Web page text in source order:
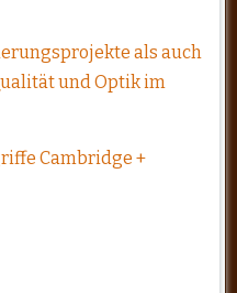
als auch
und Optik im
Cambridge +